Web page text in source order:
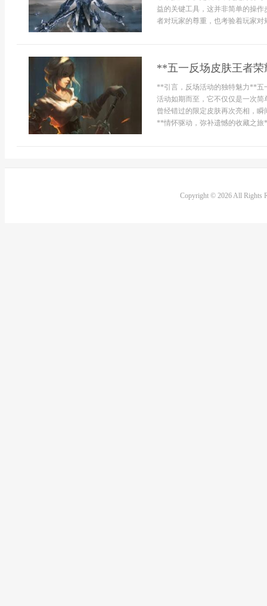
益的关键工具，这并非简单的操
者对玩家的尊重，也考验着玩家对
**五一反场皮肤王者
**引言，反场活动的独特魅力**五
活动如期而至，它不仅仅是一次
曾经错过的限定皮肤再次亮相，
**情怀驱动，弥补遗憾的收藏之旅
Copyright © 2026 All Rights